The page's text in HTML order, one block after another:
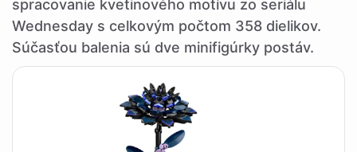
spracovanie kvetinového motívu zo seriálu
Wednesday s celkovým počtom 358 dielikov.
Súčasťou balenia sú dve minifigúrky postáv.